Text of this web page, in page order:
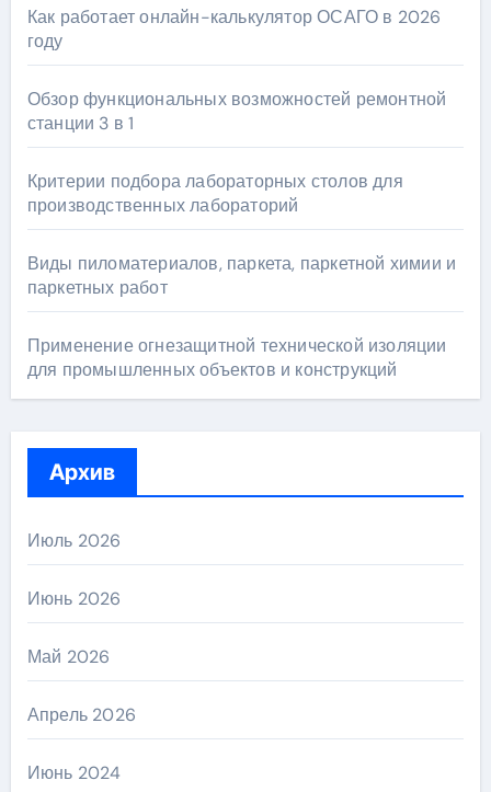
Как работает онлайн-калькулятор ОСАГО в 2026
году
Обзор функциональных возможностей ремонтной
станции 3 в 1
Критерии подбора лабораторных столов для
производственных лабораторий
Виды пиломатериалов, паркета, паркетной химии и
паркетных работ
Применение огнезащитной технической изоляции
для промышленных объектов и конструкций
Архив
Июль 2026
Июнь 2026
Май 2026
Апрель 2026
Июнь 2024